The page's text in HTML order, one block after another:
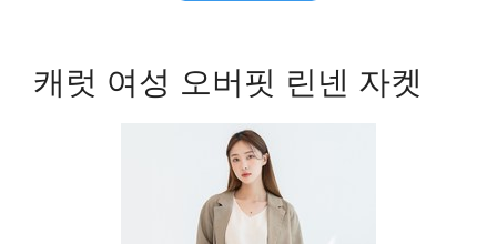
캐럿 여성 오버핏 린넨 자켓